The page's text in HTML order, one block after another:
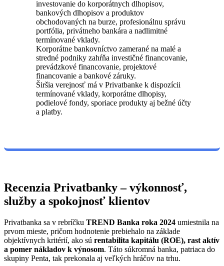
investovanie do korporátnych dlhopisov,
bankových dlhopisov a produktov
obchodovaných na burze, profesionálnu správu
portfólia, privátneho bankára a nadlimitné
termínované vklady.
Korporátne bankovníctvo zamerané na malé a
stredné podniky zahŕňa investičné financovanie,
prevádzkové financovanie, projektové
financovanie a bankové záruky.
Širšia verejnosť má v Privatbanke k dispozícii
termínované vklady, korporátne dlhopisy,
podielové fondy, sporiace produkty aj bežné účty
a platby.
Recenzia Privatbanky – výkonnosť,
služby a spokojnosť klientov
Privatbanka sa v rebríčku TREND Banka roka 2024 umiestnila na
prvom mieste, pričom hodnotenie prebiehalo na základe
objektívnych kritérií, ako sú rentabilita kapitálu (ROE), rast aktív
a pomer nákladov k výnosom. Táto súkromná banka, patriaca do
skupiny Penta, tak prekonala aj veľkých hráčov na trhu.